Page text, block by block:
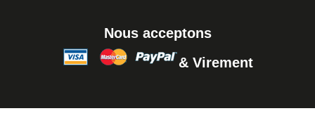
Nous acceptons
& Virement